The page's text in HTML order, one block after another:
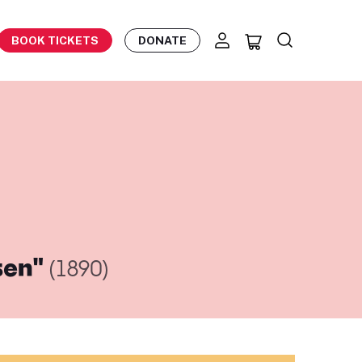
BOOK TICKETS DONATE
(1890)